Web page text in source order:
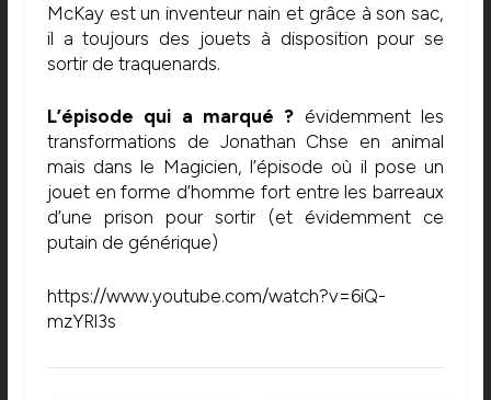
McKay est un inventeur nain et grâce à son sac,
il a toujours des jouets à disposition pour se
sortir de traquenards.
L’épisode qui a marqué ? évidemment les
transformations de Jonathan Chse en animal
mais dans le Magicien, l’épisode où il pose un
jouet en forme d’homme fort entre les barreaux
d’une prison pour sortir (et évidemment ce
putain de générique)
https://www.youtube.com/watch?v=6iQ-
mzYRl3s